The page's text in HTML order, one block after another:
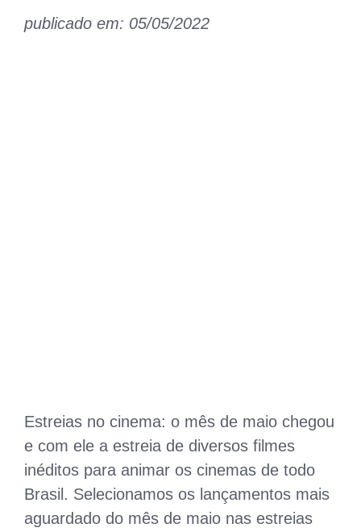
publicado em: 05/05/2022
Estreias no cinema: o mês de maio chegou
e com ele a estreia de diversos filmes
inéditos para animar os cinemas de todo
Brasil. Selecionamos os lançamentos mais
aguardado do mês de maio nas estreias